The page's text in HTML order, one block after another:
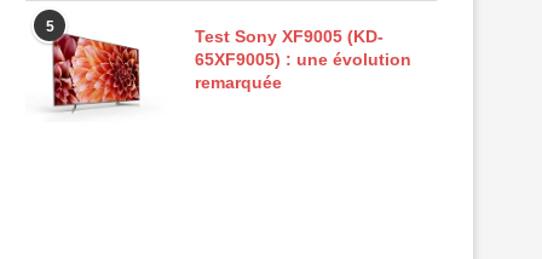
5
Test Sony XF9005 (KD-
65XF9005) : une évolution
remarquée